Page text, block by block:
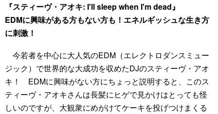
『スティーヴ・アオキ: I'll sleep when I'm dead』
EDMに興味がある方もない方も！エネルギッシュな生き方
に刺激！
今若者を中心に大人気のEDM（エレクトロダンスミュー
ジック）で世界的な大成功を収めたDJのスティーヴ・アオ
キ！ EDMに興味がない方にちょっと説明すると、このス
ティーヴ・アオキさんは長髪にヒゲで見かけはとっても怪
しいのですが、大観衆にめがけてケーキを投げつけまくる